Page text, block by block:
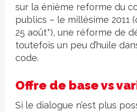
sur la énième reforme du
publics – le millésime 2011
25 août*), une réforme de
toutefois un peu d’huile
code.
Offre de base vs
Si le dialogue n’est plus